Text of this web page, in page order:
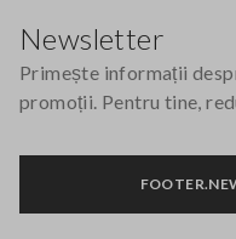
Newsletter
Primește informații
promoții. Pentru tine,